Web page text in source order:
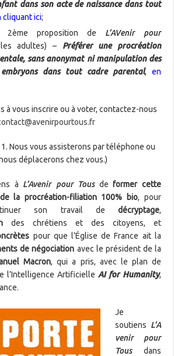
dans son acte de naissance dans tout
cliquant ici;
proposition de L’AVenir pour
adultes) – Préférer une procréation
sans anonymat ni manipulation des
dans tout cadre parental, en
à vous inscrire ou à voter, contactez-nous
Nous vous assisterons par téléphone ou
déplacerons chez vous.)
à L’Avenir pour Tousdeformer cette
la procréation-filiation 100% bio, pour
son travail de décryptage,
des chrétiens et des citoyens, et
pour que l’Église de France ait la
de négociation avec le président de la
Macron, qui a pris, avec le plan de
l’Intelligence Artificielle AI for Humanity,
Je
soutiens L’A
venir pour
Tousdans